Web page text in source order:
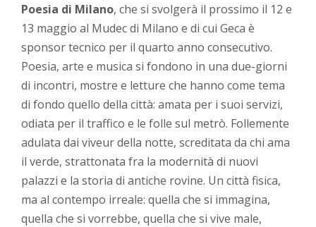
Poesia di Milano, che si svolgerà il prossimo il 12 e
13 maggio al Mudec di Milano e di cui Geca è
sponsor tecnico per il quarto anno consecutivo.
Poesia, arte e musica si fondono in una due-giorni
di incontri, mostre e letture che hanno come tema
di fondo quello della città: amata per i suoi servizi,
odiata per il traffico e le folle sul metrò. Follemente
adulata dai viveur della notte, screditata da chi ama
il verde, strattonata fra la modernità di nuovi
palazzi e la storia di antiche rovine. Un città fisica,
ma al contempo irreale: quella che si immagina,
quella che si vorrebbe, quella che si vive male,